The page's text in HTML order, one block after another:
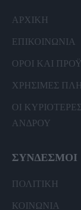
ΑΡΧΙΚΗ
ΕΠΙΚΟΙΝΩΝΙΑ
ΟΡΟΙ ΚΑΙ
ΧΡΗΣΙΜΕΣ
ΟΙ
ΑΝΔΡΟΥ
ΣΥΝΔΕΣΜΟΙ
ΠΟΛΙΤΙΚΗ
ΚΟΙΝΩΝΙΑ